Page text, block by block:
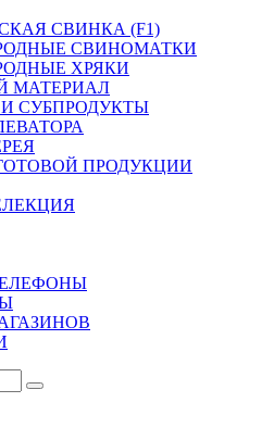
СВИНКА (F1)
СВИНОМАТКИ
ХРЯКИ
МАТЕРИАЛ
СУБПРОДУКТЫ
ПРОДУКЦИИ